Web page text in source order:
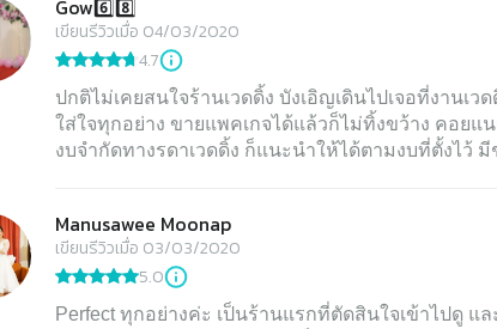
Gow6️⃣8️⃣
เขียนรีวิวเมื่อ 04/03/2020
4.7
ปกติไม่เคยสนใจร้านเวดดิ้ง บังเอิญเดินไปเจอที่งานเ
ใส่ใจทุกอย่าง ขายแพคเกจได้แล้วก็ไม่ทิ้งขว้าง คอยแ
งบจำกัดทางรดาเวดดิ้ง ก็แนะนำให้ได้ตามงบที่ตั้งไว้
Manusawee Moonap
เขียนรีวิวเมื่อ 03/03/2020
5.0
Perfect ทุกอย่างค่ะ เป็นร้านแรกที่ตัดสินใจเข้าไปดู แ